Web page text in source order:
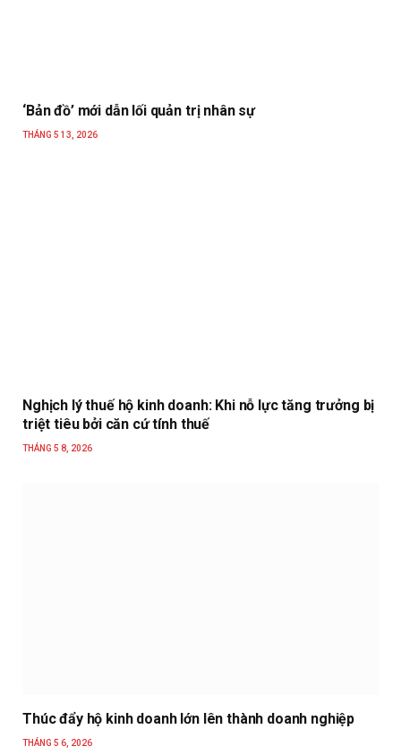
‘Bản đồ’ mới dẫn lối quản trị nhân sự
THÁNG 5 13, 2026
Nghịch lý thuế hộ kinh doanh: Khi nỗ lực tăng trưởng bị
triệt tiêu bởi căn cứ tính thuế
THÁNG 5 8, 2026
Thúc đẩy hộ kinh doanh lớn lên thành doanh nghiệp
THÁNG 5 6, 2026